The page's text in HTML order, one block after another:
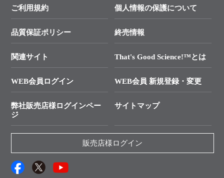
価格改定のご案内
技術セミナーのご案内
タカラバイオ発表文献
クローニング実験ガイド
SMARTer NGSポータルサイト
プライマー設計
制限酵素切断サイトの検索
ユーザーズボイス集
抗体検索サイト
├ 実験コンシェルジュ
├ 受託サービスお問い合わせ
資料請求 機器関連
資料請求 受託関連
資料請求 核酸抽出・精製カタログ
サンプル請求一覧
ご利用規約 個人情報の保護について
品質保証ポリシー 終売情報
関連サイト That's Good Science!™とは
WEB会員ログイン WEB会員 新規登録・変更
弊社販売店様ログインペー
ジ
サイトマップ
販売店様ログイン